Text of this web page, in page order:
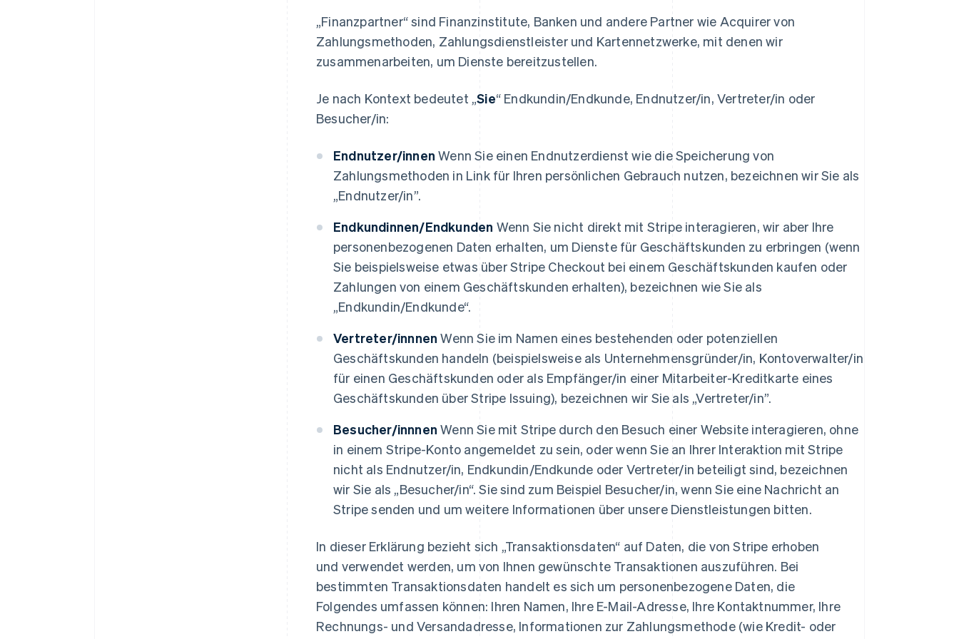
„Finanzpartner“ sind Finanzinstitute, Banken und andere Partner wie Acquirer von
Zahlungsmethoden, Zahlungsdienstleister und Kartennetzwerke, mit denen wir
zusammenarbeiten, um Dienste bereitzustellen.
Je nach Kontext bedeutet „Sie“ Endkundin/Endkunde, Endnutzer/in, Vertreter/in oder
Besucher/in:
Endnutzer/innen Wenn Sie einen Endnutzerdienst wie die Speicherung von
Zahlungsmethoden in Link für Ihren persönlichen Gebrauch nutzen, bezeichnen wir Sie als
„Endnutzer/in”.
Endkundinnen/Endkunden Wenn Sie nicht direkt mit Stripe interagieren, wir aber Ihre
personenbezogenen Daten erhalten, um Dienste für Geschäftskunden zu erbringen (wenn
Sie beispielsweise etwas über Stripe Checkout bei einem Geschäftskunden kaufen oder
Zahlungen von einem Geschäftskunden erhalten), bezeichnen wie Sie als
„Endkundin/Endkunde“.
Vertreter/innnen Wenn Sie im Namen eines bestehenden oder potenziellen
Geschäftskunden handeln (beispielsweise als Unternehmensgründer/in, Kontoverwalter/in
für einen Geschäftskunden oder als Empfänger/in einer Mitarbeiter-Kreditkarte eines
Geschäftskunden über Stripe Issuing), bezeichnen wir Sie als „Vertreter/in”.
Besucher/innnen Wenn Sie mit Stripe durch den Besuch einer Website interagieren, ohne
in einem Stripe-Konto angemeldet zu sein, oder wenn Sie an Ihrer Interaktion mit Stripe
nicht als Endnutzer/in, Endkundin/Endkunde oder Vertreter/in beteiligt sind, bezeichnen
wir Sie als „Besucher/in“. Sie sind zum Beispiel Besucher/in, wenn Sie eine Nachricht an
Stripe senden und um weitere Informationen über unsere Dienstleistungen bitten.
In dieser Erklärung bezieht sich „Transaktionsdaten“ auf Daten, die von Stripe erhoben
und verwendet werden, um von Ihnen gewünschte Transaktionen auszuführen. Bei
bestimmten Transaktionsdaten handelt es sich um personenbezogene Daten, die
Folgendes umfassen können: Ihren Namen, Ihre E-Mail-Adresse, Ihre Kontaktnummer, Ihre
Rechnungs- und Versandadresse, Informationen zur Zahlungsmethode (wie Kredit- oder